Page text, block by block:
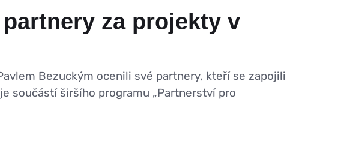
za projekty v
Bezuckým ocenili své partnery, kteří se zapojili
součástí širšího programu „Partnerství pro